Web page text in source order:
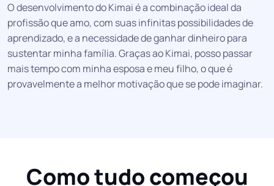
O desenvolvimento do Kimai é a combinação ideal da
profissão que amo, com suas infinitas possibilidades de
aprendizado, e a necessidade de ganhar dinheiro para
sustentar minha família. Graças ao Kimai, posso passar
mais tempo com minha esposa e meu filho, o que é
provavelmente a melhor motivação que se pode imaginar.
Como tudo começou